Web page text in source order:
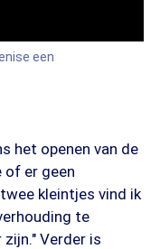
een
het openen van de
of er geen
kleintjes vind ik
te
Verder is